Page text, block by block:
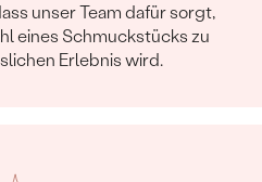
unser Team dafür sorgt,
eines Schmuckstücks zu
Erlebnis wird.